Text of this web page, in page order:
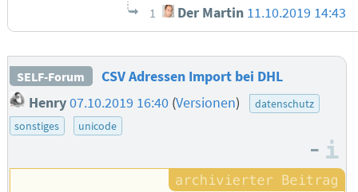
1 Der Martin 11.10.2019 14:43
SELF-Forum
CSV Adressen Import bei DHL
Henry 07.10.2019 16:40 (Versionen)
datenschutz
sonstiges
unicode
–